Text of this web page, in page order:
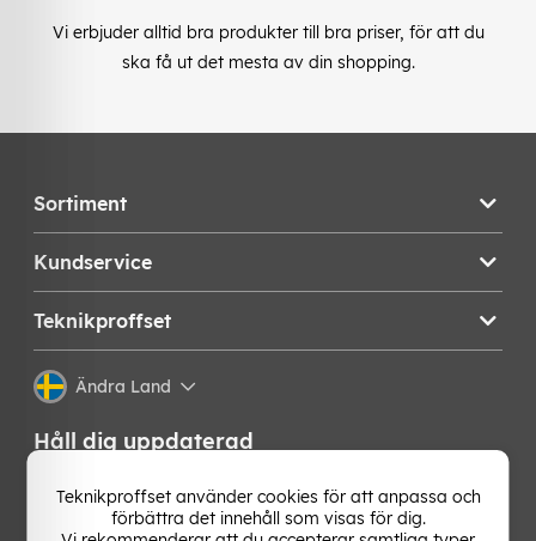
Vi erbjuder alltid bra produkter till bra priser, för att du
ska få ut det mesta av din shopping.
Sortiment
Kundservice
Teknikproffset
Ändra Land
Håll dig uppdaterad
Få de senaste nyheterna, hetaste erbjudandena och
bästa tipsen från oss direkt i din mejlkorg. Signa upp på
vårt nyhetsbrev!
Teknikproffset använder cookies för att anpassa och
förbättra det innehåll som visas för dig.